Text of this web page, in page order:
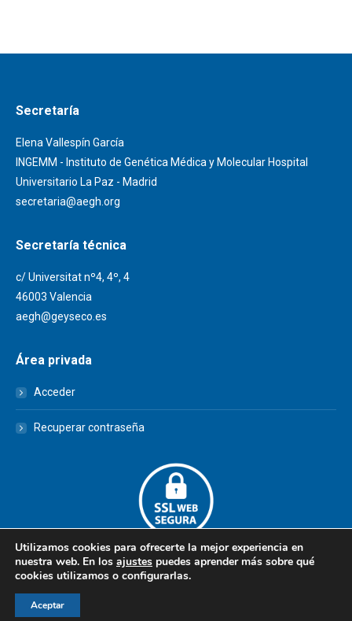
Secretaría
Elena Vallespín García
INGEMM - Instituto de Genética Médica y Molecular Hospital
Universitario La Paz - Madrid
secretaria@aegh.org
Secretaría técnica
c/ Universitat nº4, 4º, 4
46003 Valencia
aegh@geyseco.es
Área privada
Acceder
Recuperar contraseña
Aviso legal
Utilizamos cookies para ofrecerte la mejor experiencia en
nuestra web. En los ajustes puedes aprender más sobre qué
cookies utilizamos o configurarlas.
Aceptar